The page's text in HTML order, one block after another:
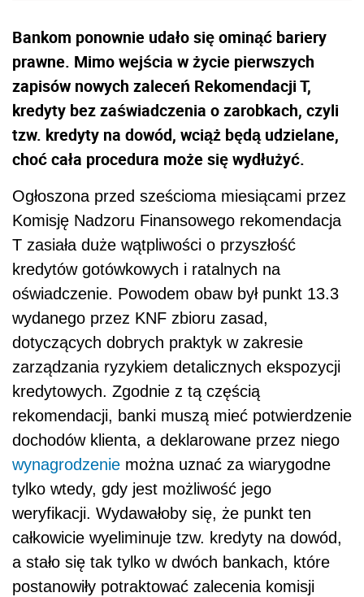
Bankom ponownie udało się ominąć bariery
prawne. Mimo wejścia w życie pierwszych
zapisów nowych zaleceń Rekomendacji T,
kredyty bez zaświadczenia o zarobkach, czyli
tzw. kredyty na dowód, wciąż będą udzielane,
choć cała procedura może się wydłużyć.
Ogłoszona przed sześcioma miesiącami przez
Komisję Nadzoru Finansowego rekomendacja
T zasiała duże wątpliwości o przyszłość
kredytów gotówkowych i ratalnych na
oświadczenie. Powodem obaw był punkt 13.3
wydanego przez KNF zbioru zasad,
dotyczących dobrych praktyk w zakresie
zarządzania ryzykiem detalicznych ekspozycji
kredytowych. Zgodnie z tą częścią
rekomendacji, banki muszą mieć potwierdzenie
dochodów klienta, a deklarowane przez niego
wynagrodzenie można uznać za wiarygodne
tylko wtedy, gdy jest możliwość jego
weryfikacji. Wydawałoby się, że punkt ten
całkowicie wyeliminuje tzw. kredyty na dowód,
a stało się tak tylko w dwóch bankach, które
postanowiły potraktować zalecenia komisji